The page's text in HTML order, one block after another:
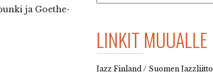
ja Goethe-
LINKIT MUUALLE
Jazz Finland / Suomen Jazzliitto